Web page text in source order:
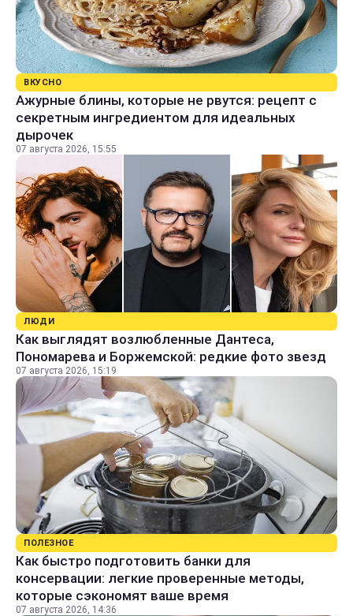
ВКУСНО
Ажурные блины, которые не рвутся: рецепт с
секретным ингредиентом для идеальных
дырочек
07 августа 2026, 15:55
ЛЮДИ
Как выглядят возлюбленные Дантеса,
Пономарева и Боржемской: редкие фото звезд
07 августа 2026, 15:19
ПОЛЕЗНОЕ
Как быстро подготовить банки для
консервации: легкие проверенные методы,
которые сэкономят ваше время
07 августа 2026, 14:36